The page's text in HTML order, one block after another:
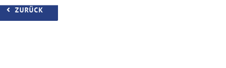
ZURÜCK